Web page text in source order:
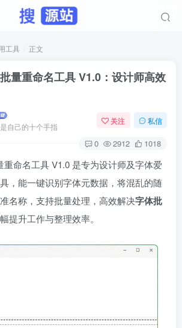
工具 正文
量重命名工具 V1.0：设计师高效
自己的十个手指
关注 私信
0 2912 1018
重命名工具 V1.0 是专为设计师及字体爱
，能一键识别字体元数据，将混乱的随
名称，支持批量处理，高效解决字体批
提升工作与整理效率。